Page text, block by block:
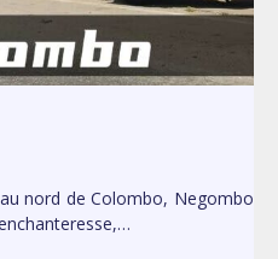
nord de Colombo, Negombo